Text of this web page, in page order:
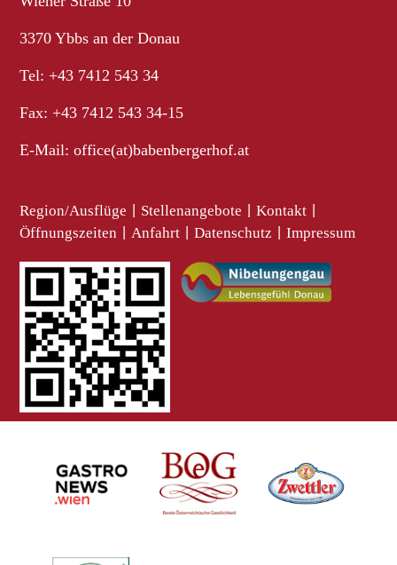
3370 Ybbs an der Donau
Tel: +43 7412 543 34
Fax: +43 7412 543 34-15
E-Mail:office(at)babenbergerhof.at
Region/Ausflüge Stellenangebote Kontakt
Öffnungszeiten Anfahrt Datenschutz Impressum